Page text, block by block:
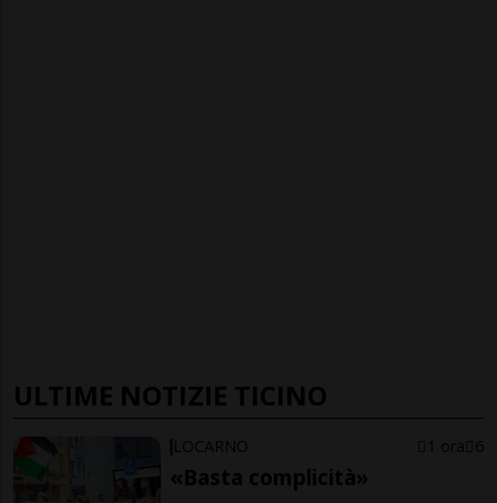
ULTIME NOTIZIE TICINO
LOCARNO 1 ora 6
«Basta complicità»